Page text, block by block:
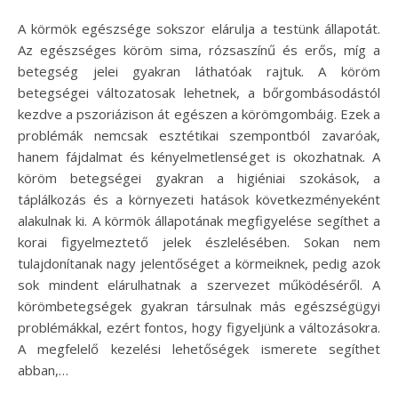
A körmök egészsége sokszor elárulja a testünk állapotát.
Az egészséges köröm sima, rózsaszínű és erős, míg a
betegség jelei gyakran láthatóak rajtuk. A köröm
betegségei változatosak lehetnek, a bőrgombásodástól
kezdve a pszoriázison át egészen a körömgombáig. Ezek a
problémák nemcsak esztétikai szempontból zavaróak,
hanem fájdalmat és kényelmetlenséget is okozhatnak. A
köröm betegségei gyakran a higiéniai szokások, a
táplálkozás és a környezeti hatások következményeként
alakulnak ki. A körmök állapotának megfigyelése segíthet a
korai figyelmeztető jelek észlelésében. Sokan nem
tulajdonítanak nagy jelentőséget a körmeiknek, pedig azok
sok mindent elárulhatnak a szervezet működéséről. A
körömbetegségek gyakran társulnak más egészségügyi
problémákkal, ezért fontos, hogy figyeljünk a változásokra.
A megfelelő kezelési lehetőségek ismerete segíthet
abban,…